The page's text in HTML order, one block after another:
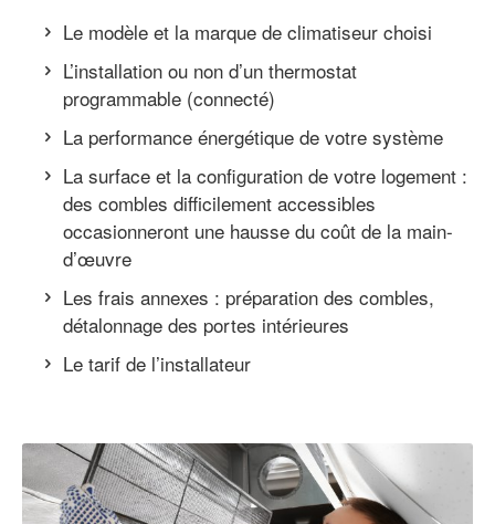
Le modèle et la marque de climatiseur choisi
L’installation ou non d’un thermostat
programmable (connecté)
La performance énergétique de votre système
La surface et la configuration de votre logement :
des combles difficilement accessibles
occasionneront une hausse du coût de la main-
d’œuvre
Les frais annexes : préparation des combles,
détalonnage des portes intérieures
Le tarif de l’installateur